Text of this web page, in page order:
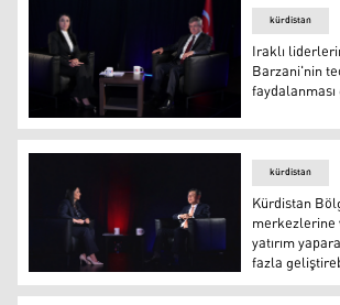
Iraklı liderlerinin Başkan
kürdistan
Iraklı
Barzani'nin
Kürdistan Bölgesi, araştırma
kürdistan
Kürdistan
merkezlerine
yatırım
fazla